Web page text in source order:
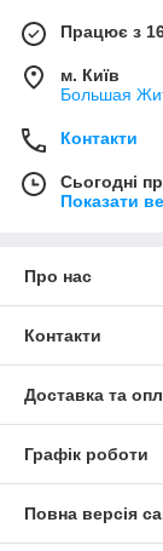
Працює з
м. Київ
Большая
Контакти
Сьогодні
Показати
Про нас
Контакти
Доставка та
Графік роботи
Повна версія